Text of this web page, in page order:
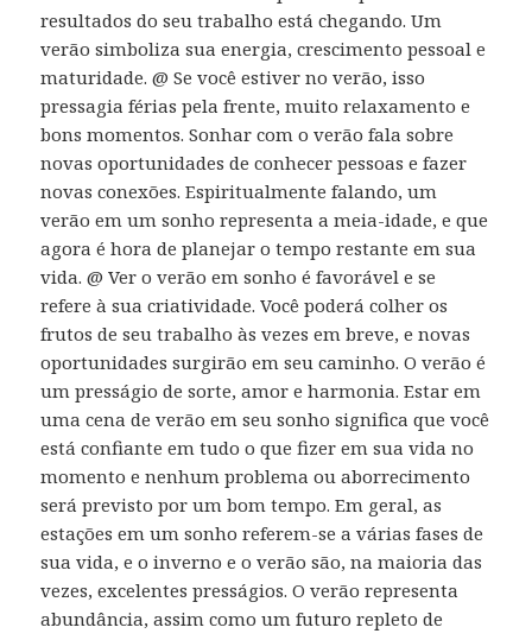
resultados do seu trabalho está chegando. Um
verão simboliza sua energia, crescimento pessoal e
maturidade. @ Se você estiver no verão, isso
pressagia férias pela frente, muito relaxamento e
bons momentos. Sonhar com o verão fala sobre
novas oportunidades de conhecer pessoas e fazer
novas conexões. Espiritualmente falando, um
verão em um sonho representa a meia-idade, e que
agora é hora de planejar o tempo restante em sua
vida. @ Ver o verão em sonho é favorável e se
refere à sua criatividade. Você poderá colher os
frutos de seu trabalho às vezes em breve, e novas
oportunidades surgirão em seu caminho. O verão é
um presságio de sorte, amor e harmonia. Estar em
uma cena de verão em seu sonho significa que você
está confiante em tudo o que fizer em sua vida no
momento e nenhum problema ou aborrecimento
será previsto por um bom tempo. Em geral, as
estações em um sonho referem-se a várias fases de
sua vida, e o inverno e o verão são, na maioria das
vezes, excelentes presságios. O verão representa
abundância, assim como um futuro repleto de